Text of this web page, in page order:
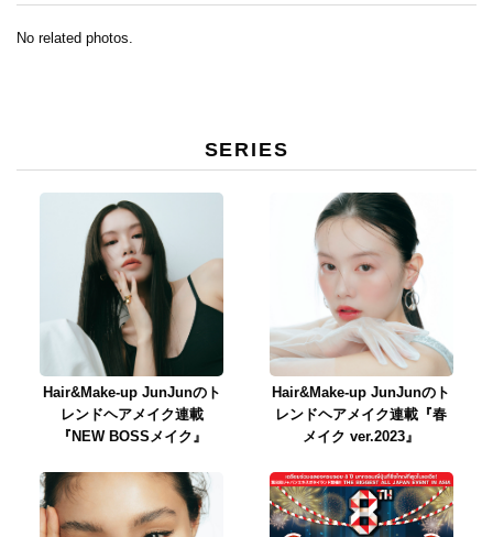
No related photos.
SERIES
Hair&Make-up JunJunのト
レンドヘアメイク連載
『NEW BOSSメイク』
Hair&Make-up JunJunのト
レンドヘアメイク連載『春
メイク ver.2023』